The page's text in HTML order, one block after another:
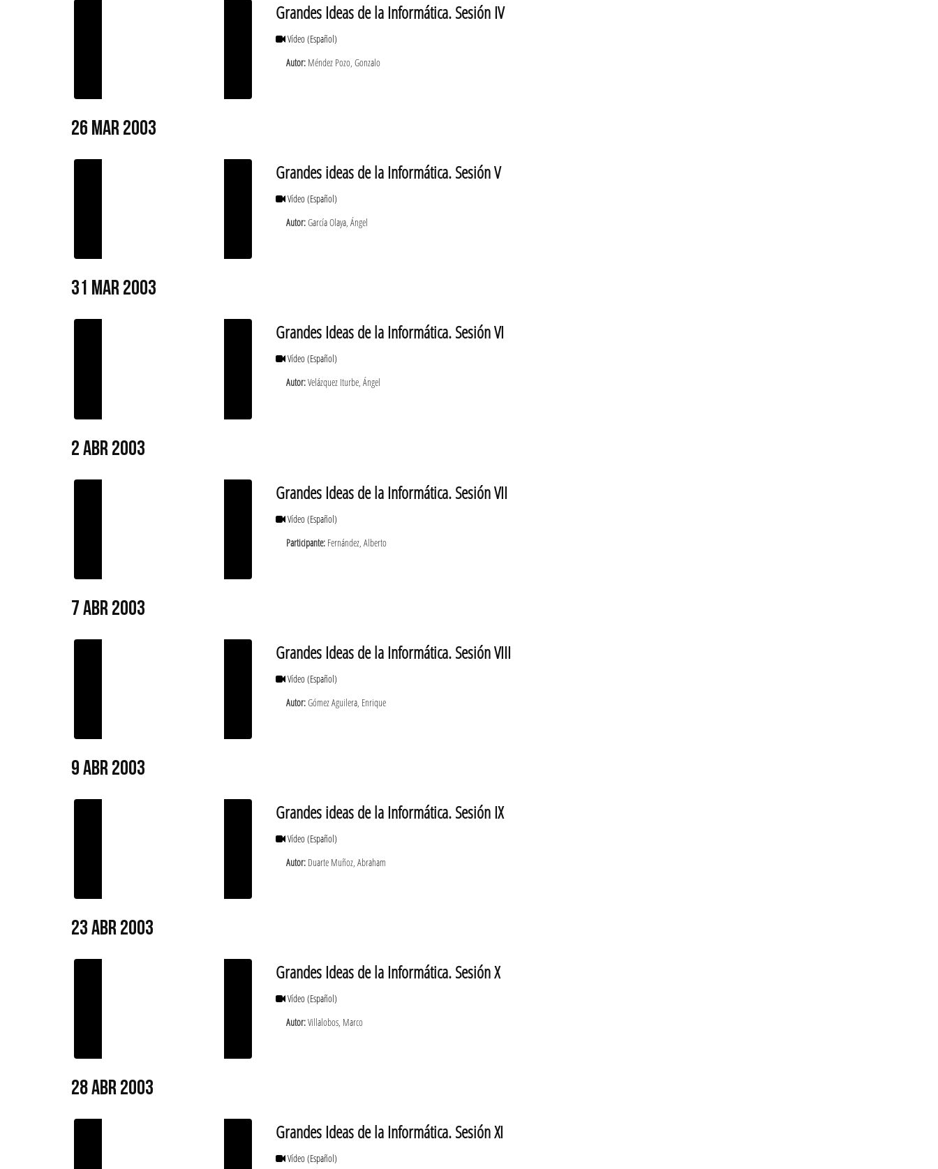
Grandes Ideas de la Informática. Sesión IV
Vídeo(Español)
Autor:Méndez Pozo, Gonzalo
26 MAR 2003
Grandes ideas de la Informática. Sesión V
Vídeo(Español)
Autor:García Olaya, Ángel
31 MAR 2003
Grandes Ideas de la Informática. Sesión VI
Vídeo(Español)
Autor:Velázquez Iturbe, Ángel
2 ABR 2003
Grandes Ideas de la Informática. Sesión VII
Vídeo(Español)
Participante:Fernández, Alberto
7 ABR 2003
Grandes Ideas de la Informática. Sesión VIII
Vídeo(Español)
Autor:Gómez Aguilera, Enrique
9 ABR 2003
Grandes ideas de la Informática. Sesión IX
Vídeo(Español)
Autor:Duarte Muñoz, Abraham
23 ABR 2003
Grandes Ideas de la Informática. Sesión X
Vídeo(Español)
Autor:Villalobos, Marco
28 ABR 2003
Grandes Ideas de la Informática. Sesión XI
Vídeo(Español)